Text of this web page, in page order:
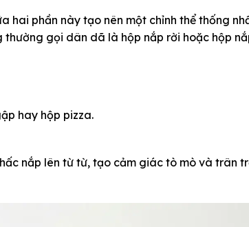
hai phần này tạo nên một chỉnh thể thống
thường gọi dân dã là hộp nắp rời hoặc hộp
hay hộp pizza.
nắp lên từ từ, tạo cảm giác tò mò và trân